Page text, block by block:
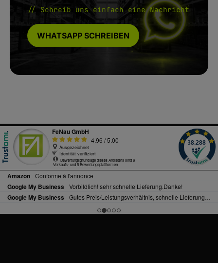
// Schreib uns einfach eine Nachricht
WHATSAPP SCHREIBEN